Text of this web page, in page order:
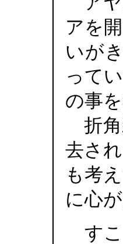
アを
いが
って
の事
折角
去さ
も考
に心
すこ